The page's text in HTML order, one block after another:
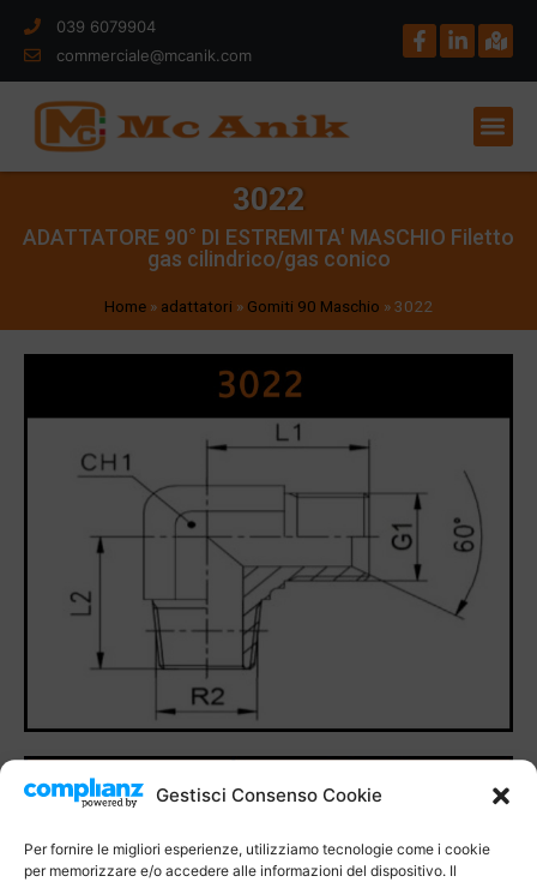
Gestisci Consenso Cookie
Per fornire le migliori esperienze, utilizziamo tecnologie come i cookie
per memorizzare e/o accedere alle informazioni del dispositivo. Il
039 6079904
commerciale@mcanik.com
3022
ADATTATORE 90° DI ESTREMITA' MASCHIO Filetto
gas cilindrico/gas conico
Home » adattatori » Gomiti 90 Maschio »3022